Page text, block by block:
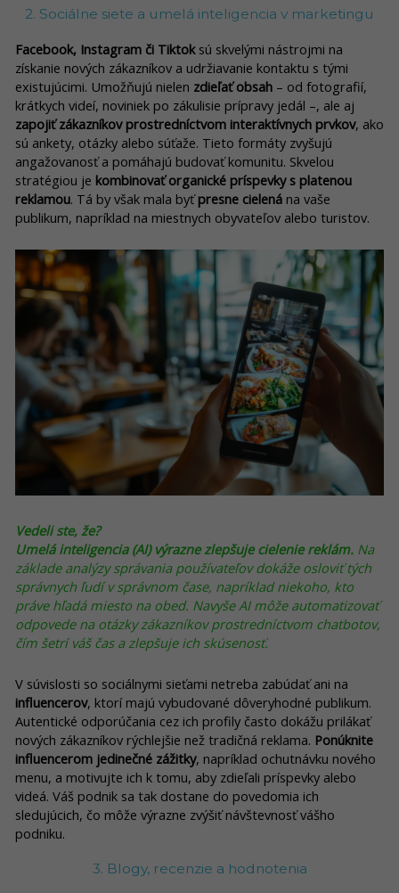
2. Sociálne siete a umelá inteligencia v marketingu
Facebook, Instagram či Tiktoksú skvelými nástrojmi na
získanie nových zákazníkov a udržiavanie kontaktu s tými
existujúcimi. Umožňujú nielen zdieľať obsah – od fotografií,
krátkych videí, noviniek po zákulisie prípravy jedál –, ale aj
zapojiť zákazníkov prostredníctvom interaktívnych prvkov, ako
sú ankety, otázky alebo súťaže. Tieto formáty zvyšujú
angažovanosť a pomáhajú budovať komunitu. Skvelou
stratégiou je kombinovať organické príspevky s platenou
reklamou. Tá by však mala byťpresne cielená na vaše
publikum, napríklad na miestnych obyvateľov alebo turistov.
Vedeli ste, že?
Umelá inteligencia (AI) výrazne zlepšuje cielenie reklám. Na
základe analýzy správania používateľov dokáže osloviť tých
správnych ľudí v správnom čase, napríklad niekoho, kto
práve hľadá miesto na obed. Navyše AI môže automatizovať
odpovede na otázky zákazníkov prostredníctvom chatbotov,
čím šetrí váš čas a zlepšuje ich skúsenosť.
V súvislosti so sociálnymi sieťami netreba zabúdať ani na
influencerov, ktorí majú vybudované dôveryhodné publikum.
Autentické odporúčania cez ich profily často dokážu prilákať
nových zákazníkov rýchlejšie než tradičná reklama. Ponúknite
influencerom jedinečné zážitky, napríklad ochutnávku nového
menu, a motivujte ich k tomu, aby zdieľali príspevky alebo
videá. Váš podnik sa tak dostane do povedomia ich
sledujúcich, čo môže výrazne zvýšiť návštevnosť vášho
podniku.
3. Blogy, recenzie a hodnotenia